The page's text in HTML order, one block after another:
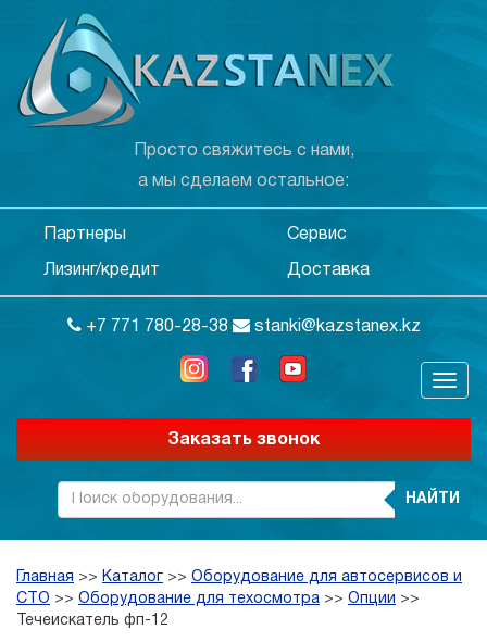
Просто свяжитесь с нами,
а мы сделаем остальное:
Партнеры Сервис
Лизинг/кредит Доставка
+7 771 780-28-38 stanki@kazstanex.kz
Заказать звонок
НАЙТИ
Главная >> Каталог >> Оборудование для автосервисов и
СТО >> Оборудование для техосмотра >> Опции >>
Течеискатель фп-12